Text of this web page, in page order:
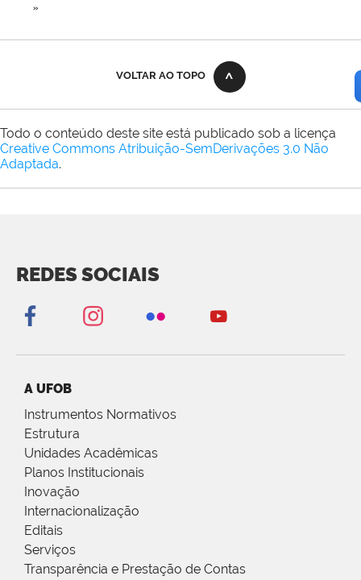
»
VOLTAR AO TOPO
Todo o conteúdo deste site está publicado sob a licença
Creative Commons Atribuição-SemDerivações 3.0 Não
Adaptada.
REDES SOCIAIS
A UFOB
Instrumentos Normativos
Estrutura
Unidades Acadêmicas
Planos Institucionais
Inovação
Internacionalização
Editais
Serviços
Transparência e Prestação de Contas